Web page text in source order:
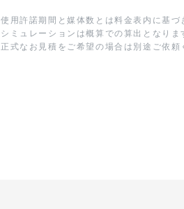
使用許諾期間と媒体数とは料金表内に基づ
シミュレーションは概算での算出となりま
正式なお見積をご希望の場合は別途ご依頼